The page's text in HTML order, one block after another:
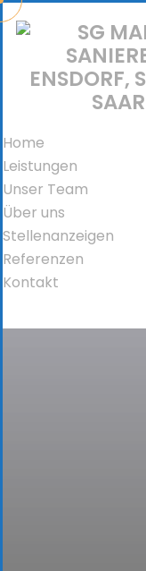
Home
Leistungen
Unser Team
Über uns
Stellenanzeigen
Referenzen
Kontakt